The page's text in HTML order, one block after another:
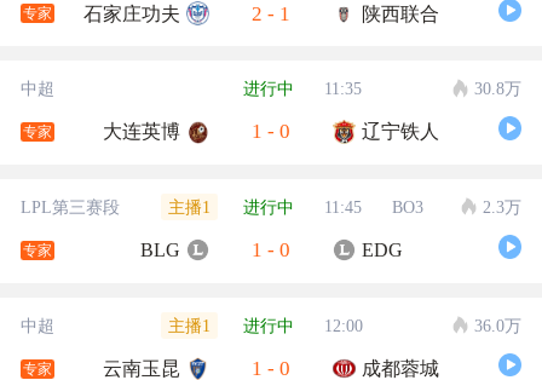
专家 石家庄功夫 2 - 1 陕西联合
中超 进行中 11:35 30.8万
专家 大连英博 1 - 0 辽宁铁人
LPL第三赛段 主播1 进行中 11:45 BO3 2.3万
专家 BLG 1 - 0 EDG
中超 主播1 进行中 12:00 36.0万
专家 云南玉昆 1 - 0 成都蓉城